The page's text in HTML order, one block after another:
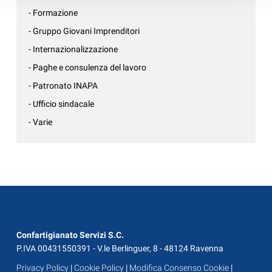
- Formazione
- Gruppo Giovani Imprenditori
- Internazionalizzazione
- Paghe e consulenza del lavoro
- Patronato INAPA
- Ufficio sindacale
- Varie
Confartigianato Servizi S.C.
P.IVA 00431550391 - V.le Berlinguer, 8 - 48124 Ravenna
Privacy Policy |Cookie Policy | Modifica Consenso Cookie |